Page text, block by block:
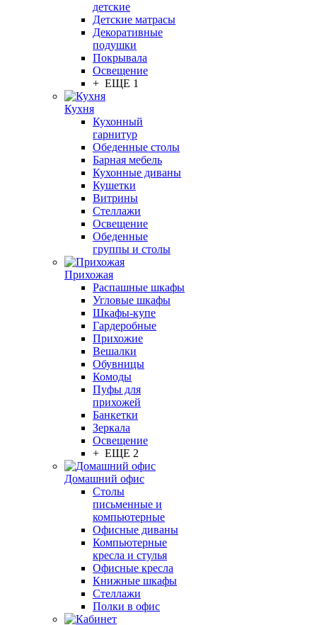
детские
Детские матрасы
Декоративные
подушки
Покрывала
Освещение
+ ЕЩЕ 1
Кухня
Кухонный
гарнитур
Обеденные столы
Барная мебель
Кухонные диваны
Кушетки
Витрины
Стеллажи
Освещение
Обеденные
группы и столы
Прихожая
Распашные шкафы
Угловые шкафы
Шкафы-купе
Гардеробные
Прихожие
Вешалки
Обувницы
Комоды
Пуфы для
прихожей
Банкетки
Зеркала
Освещение
+ ЕЩЕ 2
Домашний офис
Столы
письменные и
компьютерные
Офисные диваны
Компьютерные
кресла и стулья
Офисные кресла
Книжные шкафы
Стеллажи
Полки в офис